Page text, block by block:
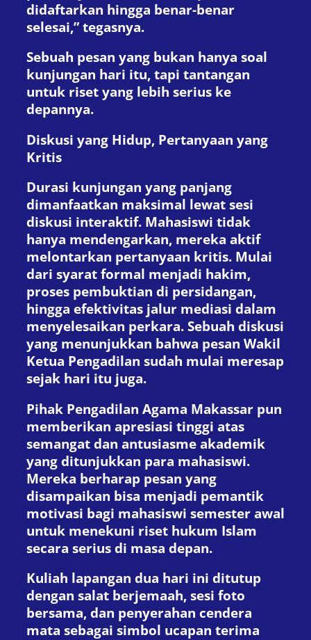
didaftarkan hingga benar-benar
selesai,” tegasnya.
Sebuah pesan yang bukan hanya soal
kunjungan hari itu, tapi tantangan
untuk riset yang lebih serius ke
depannya.
Diskusi yang Hidup, Pertanyaan yang
Kritis
Durasi kunjungan yang panjang
dimanfaatkan maksimal lewat sesi
diskusi interaktif. Mahasiswi tidak
hanya mendengarkan, mereka aktif
melontarkan pertanyaan kritis. Mulai
dari syarat formal menjadi hakim,
proses pembuktian di persidangan,
hingga efektivitas jalur mediasi dalam
menyelesaikan perkara. Sebuah diskusi
yang menunjukkan bahwa pesan Wakil
Ketua Pengadilan sudah mulai meresap
sejak hari itu juga.
Pihak Pengadilan Agama Makassar pun
memberikan apresiasi tinggi atas
semangat dan antusiasme akademik
yang ditunjukkan para mahasiswi.
Mereka berharap pesan yang
disampaikan bisa menjadi pemantik
motivasi bagi mahasiswi semester awal
untuk menekuni riset hukum Islam
secara serius di masa depan.
Kuliah lapangan dua hari ini ditutup
dengan salat berjemaah, sesi foto
bersama, dan penyerahan cendera
mata sebagai simbol ucapan terima